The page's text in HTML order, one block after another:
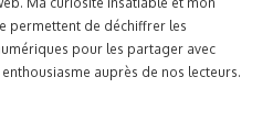
permettent de déchiffrer les
pour les partager avec
auprès de nos lecteurs.